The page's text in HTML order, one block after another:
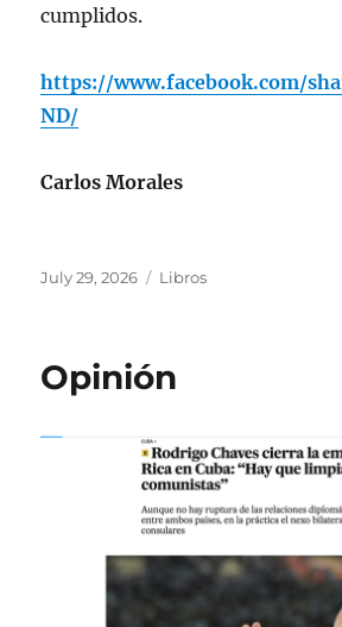
cumplidos.
https://www.facebook.com/
ND/
Carlos Morales
Posted
July 29, 2026 Categories
Libros
Opinión